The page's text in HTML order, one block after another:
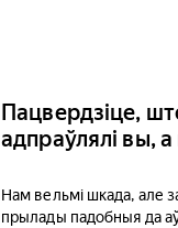
Пацвердзіце,
адпраўлялі вы,
Нам вельмі шкада, але
прылады падобныя да